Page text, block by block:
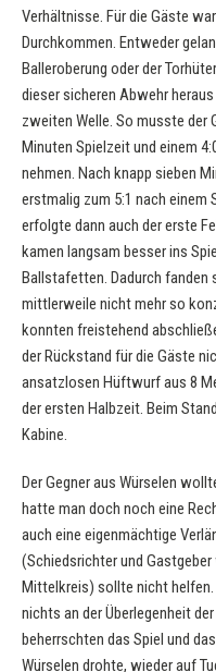
Verhältnisse. Für die Gäste
Durchkommen. Entweder
Balleroberung oder der
dieser sicheren Abwehr
zweiten Welle. So musste der
Minuten Spielzeit und einem
nehmen. Nach knapp sieben
erstmalig zum 5:1 nach einem
erfolgte dann auch der erste
kamen langsam besser ins
Ballstafetten. Dadurch fanden
mittlerweile nicht mehr so
konnten freistehend
der Rückstand für die Gäste
ansatzlosen Hüftwurf aus 8
der ersten Halbzeit. Beim
Kabine.
Der Gegner aus Würselen
hatte man doch noch eine
auch eine eigenmächtige
(Schiedsrichter und
Mittelkreis) sollte nicht helfen.
nichts an der Überlegenheit
beherrschten das Spiel und
Würselen drohte, wieder auf